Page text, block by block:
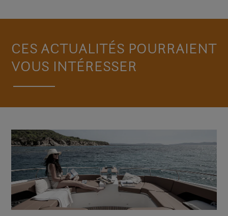
CES ACTUALITÉS POURRAIENT
VOUS INTÉRESSER